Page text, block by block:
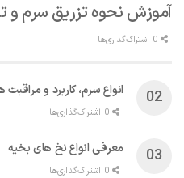
آموزش نحوه تزریق سرم و
انواع سرم، کاربرد و
معرفی انواع نخ های بخیه